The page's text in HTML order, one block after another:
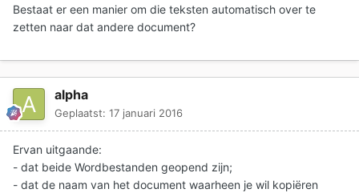
Bestaat er een manier om die teksten automatisch over te
zetten naar dat andere document?
alpha
Geplaatst: 17 januari 2016
Ervan uitgaande:
- dat beide Wordbestanden geopend zijn;
- dat de naam van het document waarheen je wil kopiëren